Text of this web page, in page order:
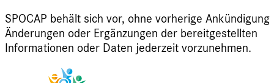
SPOCAP behält sich vor, ohne vorherige Ankündigung
Änderungen oder Ergänzungen der bereitgestellten
Informationen oder Daten jederzeit vorzunehmen.